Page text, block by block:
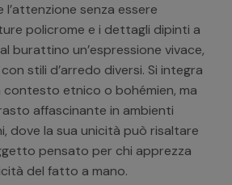
senza essere
policrome e i dettagli dipinti a
burattino un’espressione vivace,
stili d’arredo diversi. Si integra
etnico o bohémien, ma
affascinante in ambienti
dove la sua unicità può risaltare
pensato per chi apprezza
del fatto a mano.